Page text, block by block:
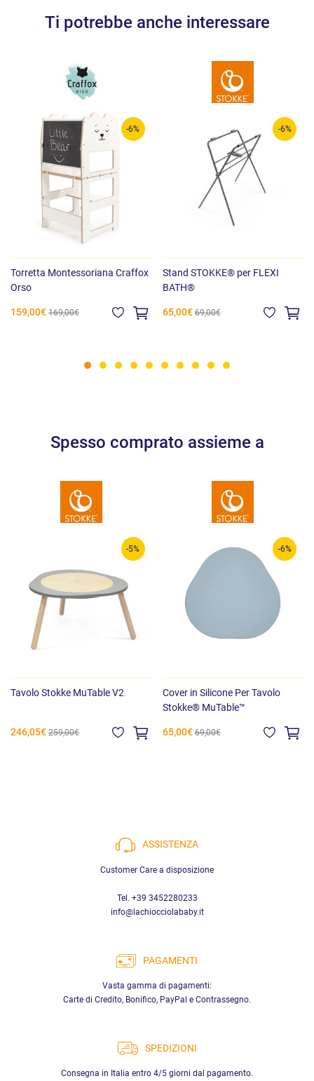
Ti potrebbe anche interessare
-6%
Torretta Montessoriana Craffox
Orso
159,00€ 169,00€
-6%
Stand STOKKE® per FLEXI
BATH®
65,00€ 69,00€
Spesso comprato assieme a
-5%
Tavolo Stokke MuTable V2
246,05€ 259,00€
-6%
Cover in Silicone Per Tavolo
Stokke® MuTable™
65,00€ 69,00€
ASSISTENZA
Customer Care a disposizione
Tel. +39 3452280233
info@lachiocciolababy.it
PAGAMENTI
Vasta gamma di pagamenti:
Carte di Credito, Bonifico, PayPal e Contrassegno.
SPEDIZIONI
Consegna in Italia entro 4/5 giorni dal pagamento.